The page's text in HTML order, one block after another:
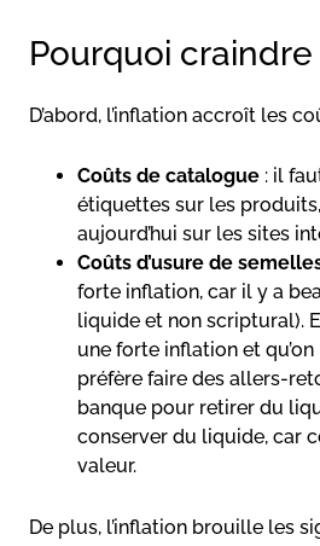
Pourquoi craindre
D’abord, l’inflation accroît les
Coûts de catalogue : il
étiquettes sur les
aujourd’hui sur les sites
Coûts d’usure de
forte inflation, car il y a
liquide et non scriptural).
une forte inflation et
préfère faire des allers-
banque pour retirer du
conserver du liquide, car
valeur.
De plus, l’inflation brouille les